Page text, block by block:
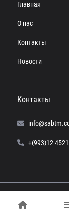
Главная
О нас
Контакты
Новости
Контакты
+(993)12
Powered by